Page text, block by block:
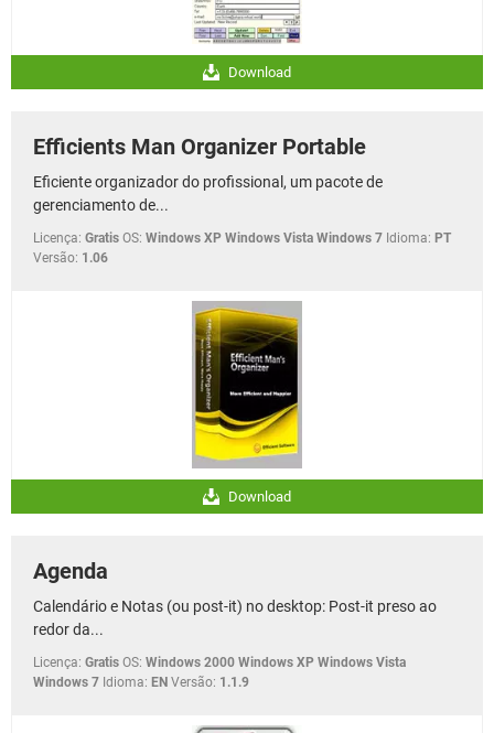
Download
Efficients Man Organizer Portable
Eficiente organizador do profissional, um pacote de
gerenciamento de...
Licença: Gratis OS: Windows XP Windows Vista Windows 7 Idioma: PT
Versão: 1.06
Download
Agenda
Calendário e Notas (ou post-it) no desktop: Post-it preso ao
redor da...
Licença: Gratis OS: Windows 2000 Windows XP Windows Vista
Windows 7 Idioma: EN Versão: 1.1.9